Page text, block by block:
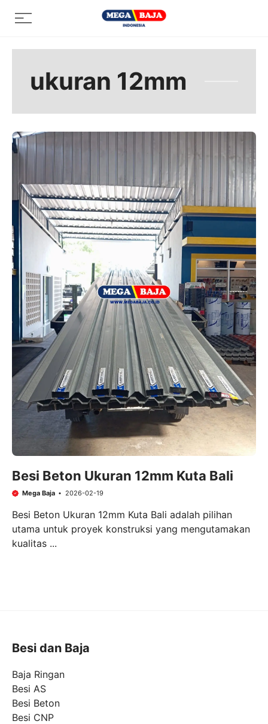
Menu
ukuran 12mm
Besi Beton Ukuran 12mm Kuta Bali
Mega Baja 2026-02-19
Besi Beton Ukuran 12mm Kuta Bali adalah pilihan
utama untuk proyek konstruksi yang mengutamakan
kualitas ...
Besi dan Baja
Baja Ringan
Besi AS
Besi Beton
Besi CNP